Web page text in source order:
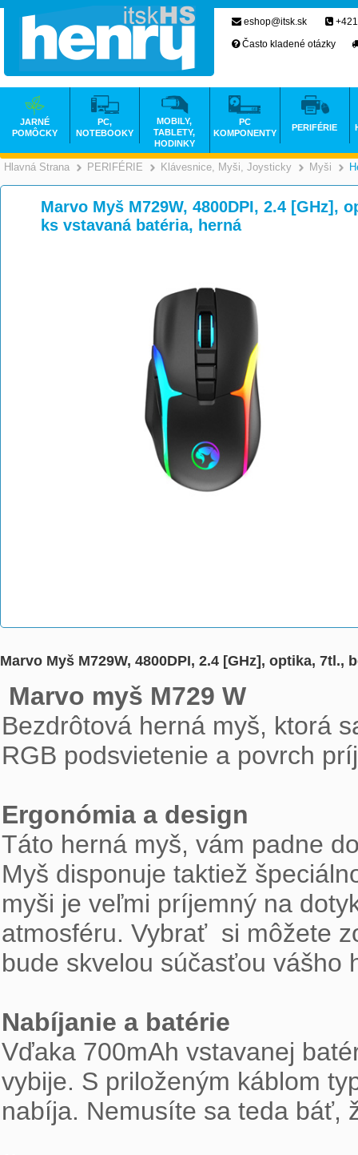
Hlavná Strana >
PERIFÉRIE >
Klávesnice, Myši, Joysticky Myši
Marvo Myš M729W, 4800DPI, 2.4 [GHz],
ks vstavaná batéria, herná
Marvo Myš M729W, 4800DPI, 2.4 [GHz], optika,
Marvo myš M729 W
Bezdrôtová herná myš, ktorá
RGB podsvietenie a povrch
Ergonómia a design
Táto herná myš, vám padne
Myš disponuje taktiež
myši je veľmi príjemný na
atmosféru. Vybrať si môžete
bude skvelou súčasťou vášho
Nabíjanie a batérie
Vďaka 700mAh vstavanej
vybije. S priloženým káblom
nabíja. Nemusíte sa teda báť,
eshop@itsk.sk
Často kladené otázky
JARNÉ
POMÔCKY
PC,
NOTEBOOKY
MOBILY,
TABLETY,
HODINKY
PC
KOMPONENTY
PERIFÉRIE